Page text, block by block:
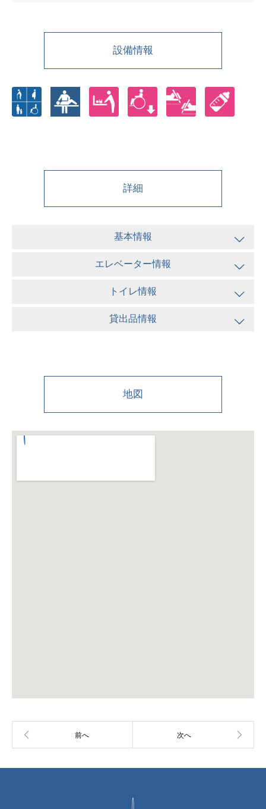
設備情報
詳細
基本情報
エレベーター情報
トイレ情報
貸出品情報
地図